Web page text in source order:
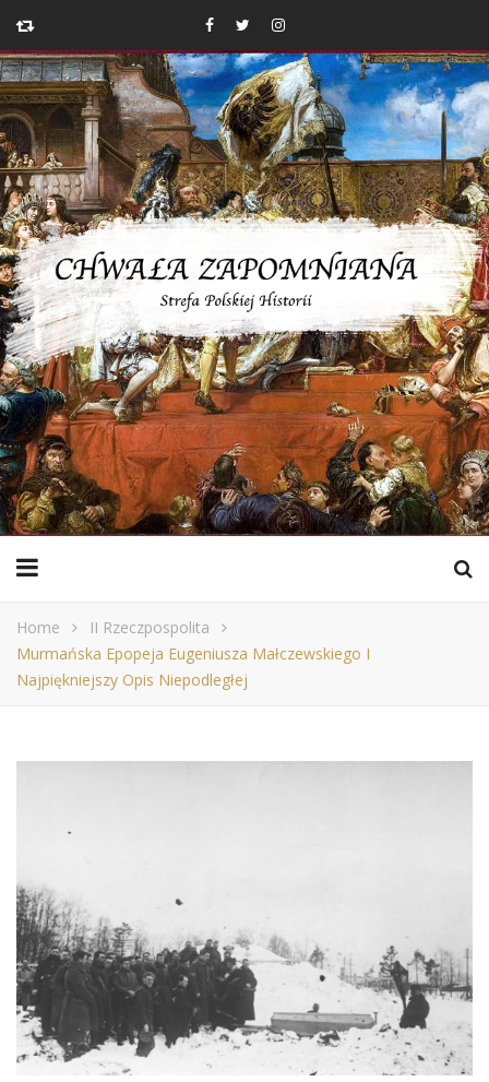
Home
II Rzeczpospolita
Murmańska Epopeja Eugeniusza Małczewskiego I
Najpiękniejszy Opis Niepodległej